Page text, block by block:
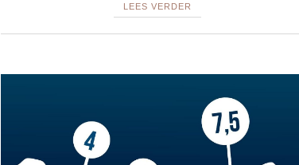
LEES VERDER